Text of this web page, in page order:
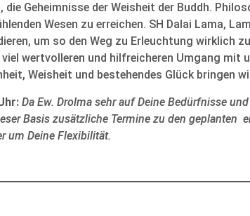
Geheimnisse der Weisheit der Buddh.
Wesen zu erreichen. SH Dalai Lama,
um so den Weg zu Erleuchtung wirklich
wertvolleren und hilfreicheren Umgang
Weisheit und bestehendes Glück bringen
Da Ew. Drolma sehr auf Deine Bedürfnisse
Basis zusätzliche Termine zu den geplanten
um Deine Flexibilität.